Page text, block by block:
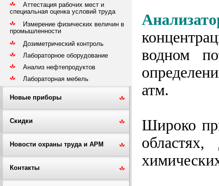
Аттестация рабочих мест и
специальная оценка условий труда
Измерение физических величин в
промышленности
Дозиметрический контроль
Лабораторное оборудование
Анализ нефтепродуктов
Лабораторная мебель
Новые приборы
Скидки
Новости охраны труда и АРМ
Контакты
водном
атм.
Широко